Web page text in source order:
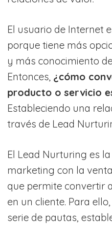
El usuario de Internet
porque tiene más
y más conocimiento
Entonces, ¿cómo
producto o servicio
Estableciendo una
través de Lead
El Lead Nurturing es
marketing con la
que permite convertir
en un cliente. Para
serie de pautas,